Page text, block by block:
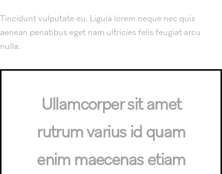
Tincidunt vulputate eu. Ligula lorem neque nec quis
aenean penatibus eget nam ultricies felis feugiat arcu
nulla.
Ullamcorper sit amet
rutrum varius id quam
enim maecenas etiam